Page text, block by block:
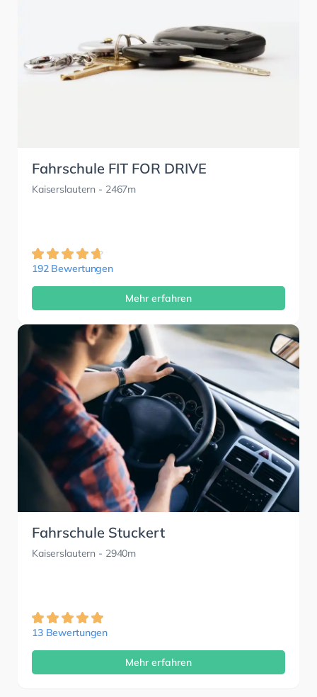
Fahrschule FIT FOR DRIVE
Kaiserslautern - 2467m
192 Bewertungen
Mehr erfahren
Fahrschule Stuckert
Kaiserslautern - 2940m
13 Bewertungen
Mehr erfahren